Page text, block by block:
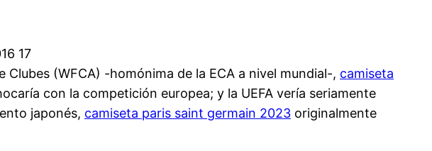
(WFCA) -homónima de la ECA a nivel mundial-, camiseta
con la competición europea; y la UEFA vería seriamente
japonés, camiseta paris saint germain 2023 originalmente